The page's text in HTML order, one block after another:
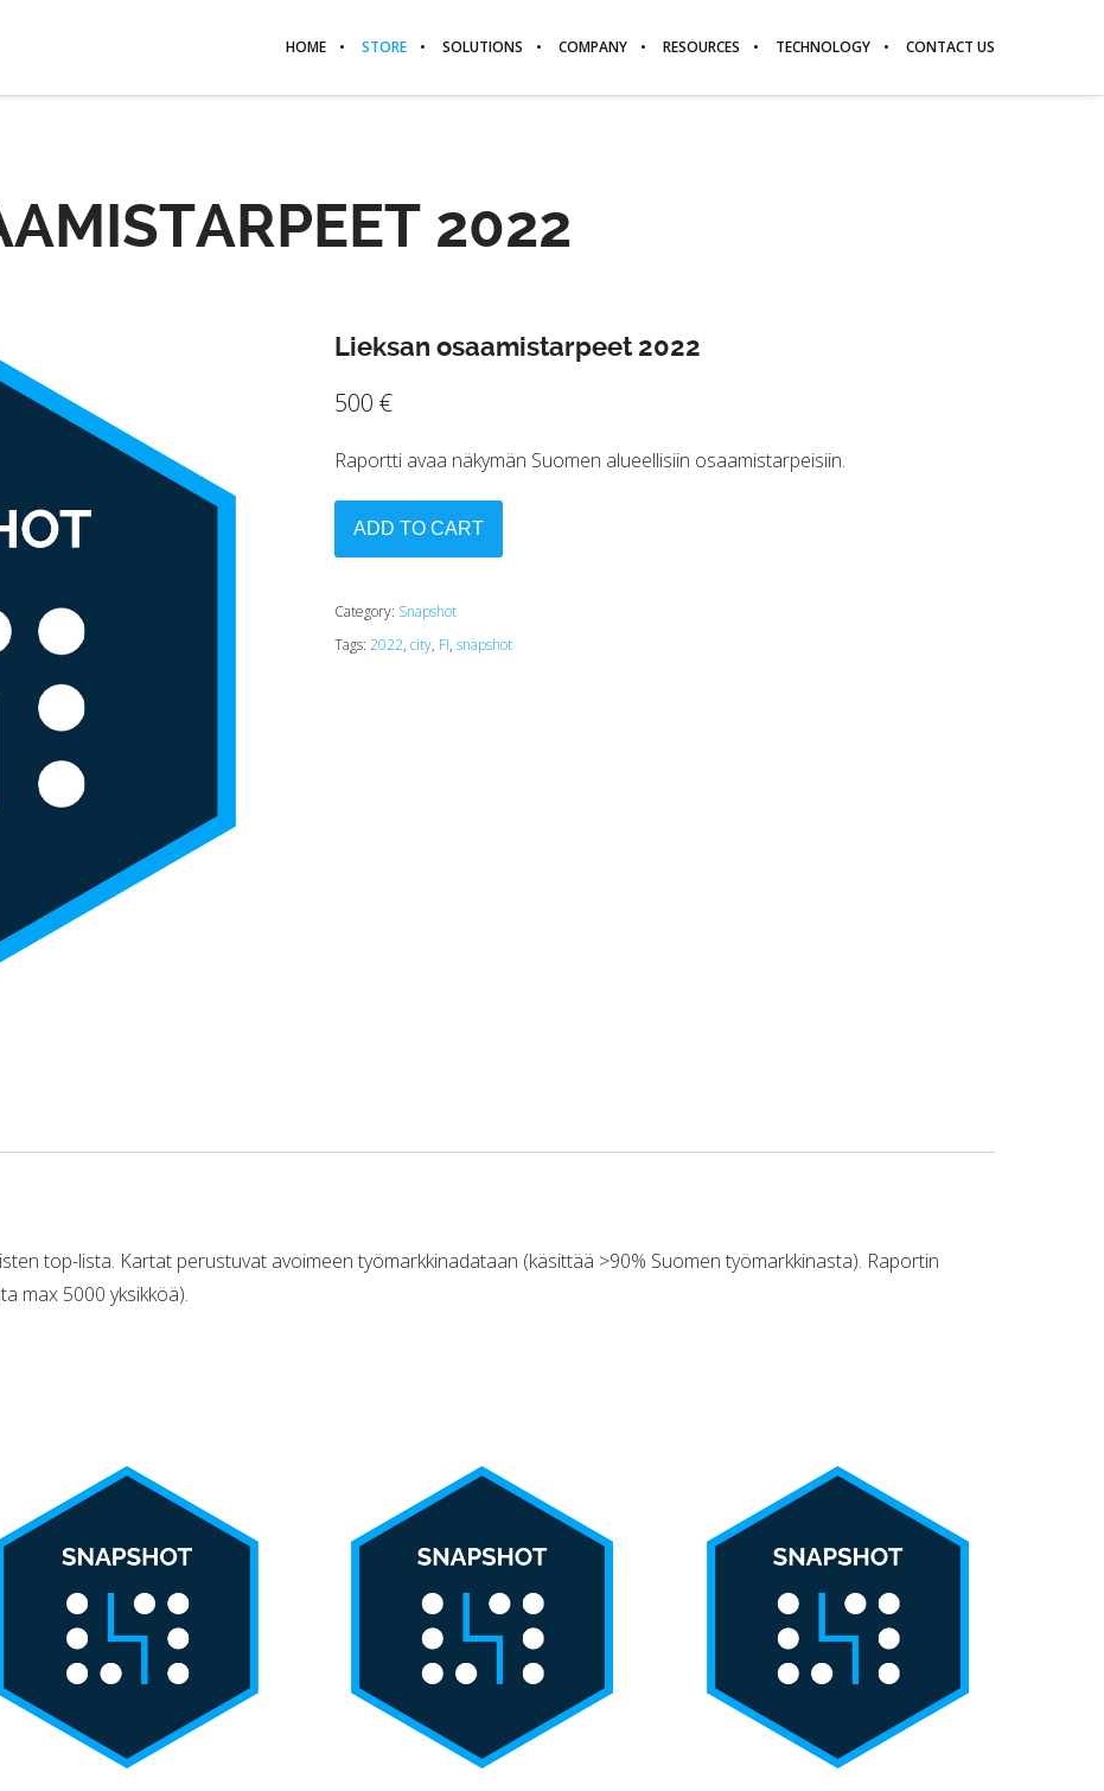
HOME STORE SOLUTIONS COMPANY RESOURCES TECHNOLOGY CONTACT US
2022
Lieksan osaamistarpeet 2022
500€
Raportti avaa näkymän Suomen alueellisiin osaamistarpeisiin.
ADD TO CART
Category: Snapshot
Tags:2022,city, FI,snapshot
top-lista. Kartat perustuvat avoimeen työmarkkinadataan (käsittää >90% Suomen työmarkkinasta). Raportin
max 5000 yksikköä).